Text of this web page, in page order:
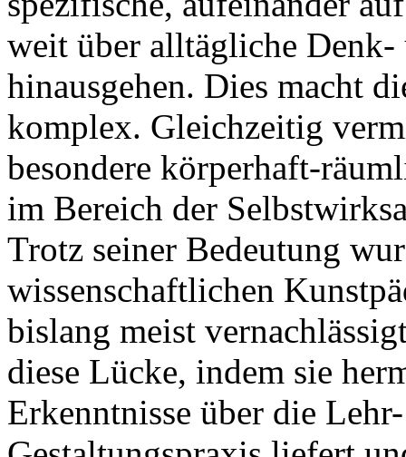
weit über alltägliche Denk-
hinausgehen. Dies macht
komplex. Gleichzeitig
besondere körperhaft-
im Bereich der
Trotz seiner Bedeutung
wissenschaftlichen
bislang meist
diese Lücke, indem sie
Erkenntnisse über die